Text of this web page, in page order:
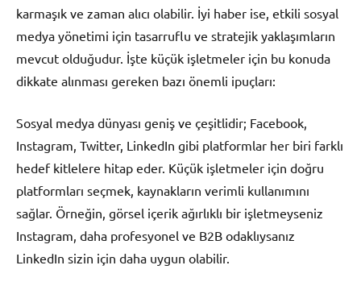
karmaşık ve zaman alıcı olabilir. İyi haber ise, etkili sosyal
medya yönetimi için tasarruflu ve stratejik yaklaşımların
mevcut olduğudur. İşte küçük işletmeler için bu konuda
dikkate alınması gereken bazı önemli ipuçları:
Sosyal medya dünyası geniş ve çeşitlidir; Facebook,
Instagram, Twitter, LinkedIn gibi platformlar her biri farklı
hedef kitlelere hitap eder. Küçük işletmeler için doğru
platformları seçmek, kaynakların verimli kullanımını
sağlar. Örneğin, görsel içerik ağırlıklı bir işletmeyseniz
Instagram, daha profesyonel ve B2B odaklıysanız
LinkedIn sizin için daha uygun olabilir.